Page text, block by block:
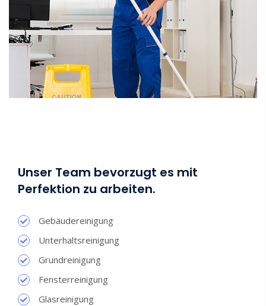
Unser Team bevorzugt es mit
Perfektion zu arbeiten.
Gebäudereinigung
Unterhaltsreinigung
Grundreinigung
Fensterreinigung
Glasreinigung